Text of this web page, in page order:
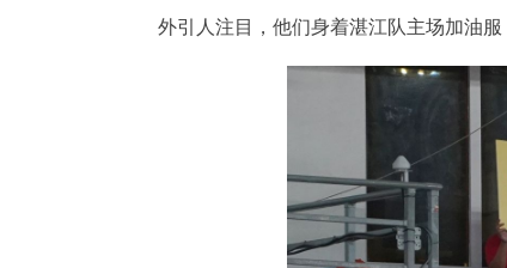
外引人注目，他们身着湛江队主场加油